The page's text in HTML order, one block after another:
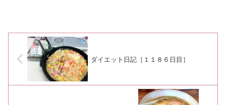
ダイエット日記［１１８６日目］